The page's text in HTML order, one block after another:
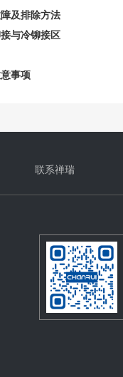
与冷铆接区
事项
_禅瑞铆钉枪
联系禅瑞